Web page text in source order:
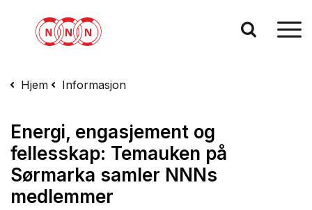
Hjem Informasjon
Energi, engasjement og
fellesskap: Temauken på
Sørmarka samler NNNs
medlemmer